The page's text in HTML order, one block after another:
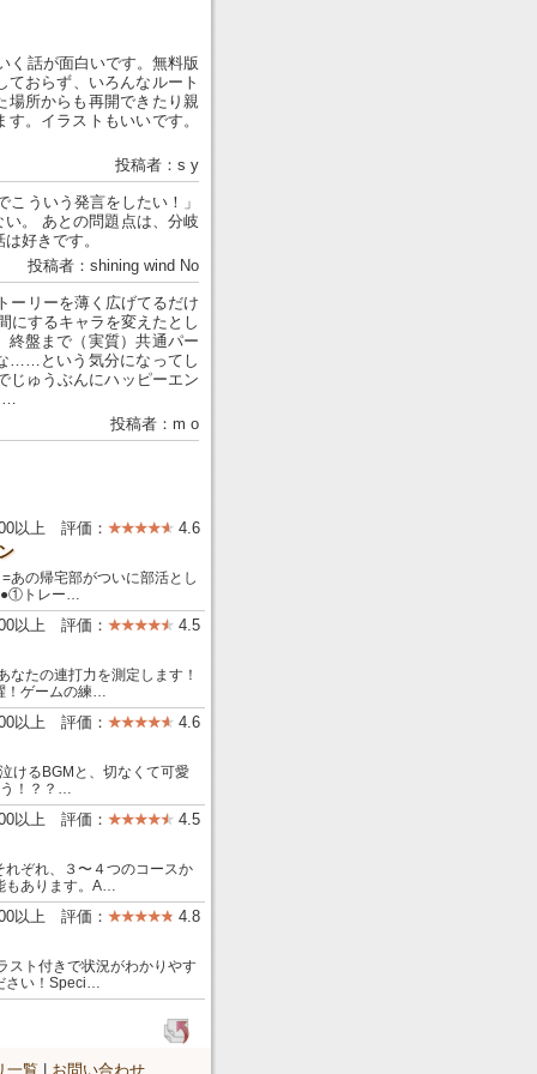
く話が面白いです。無料版
おらず、いろんなルート
場所からも再開できたり親
。イラストもいいです。
投稿者：s y
ういう発言をしたい！」
。 あとの問題点は、分岐
好きです。
投稿者：shining wind No
ーリーを薄く広げてるだけ
にするキャラを変えたとし
終盤まで（実質）共通パー
……という気分になってし
じゅうぶんにハッピーエン
投稿者：m o
以上 評価： 4.6
がついに部活とし
●①トレー…
以上 評価： 4.5
たの連打力を測定します！
！ゲームの練…
以上 評価： 4.6
けるBGMと、切なくて可愛
！？？…
以上 評価： 4.5
ぞれ、３〜４つのコースか
もあります。A…
以上 評価： 4.8
スト付きで状況がわかりやす
さい！Speci…
一覧 お問い合わせ